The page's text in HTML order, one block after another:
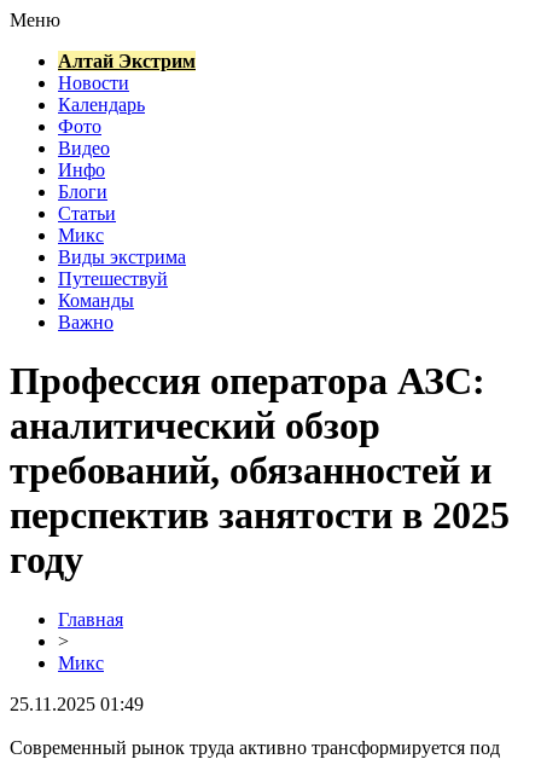
Меню
Алтай Экстрим
Новости
Календарь
Фото
Видео
Инфо
Блоги
Статьи
Микс
Виды экстрима
Путешествуй
Команды
Важно
Профессия оператора АЗС:
аналитический обзор
требований, обязанностей и
перспектив занятости в 2025
году
Главная
>
Микс
25.11.2025 01:49
Современный рынок труда активно трансформируется под